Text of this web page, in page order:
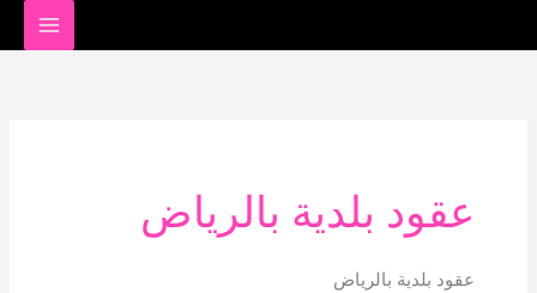
إلى
عقود بلدية بالرياض
عقود بلدية بالرياض